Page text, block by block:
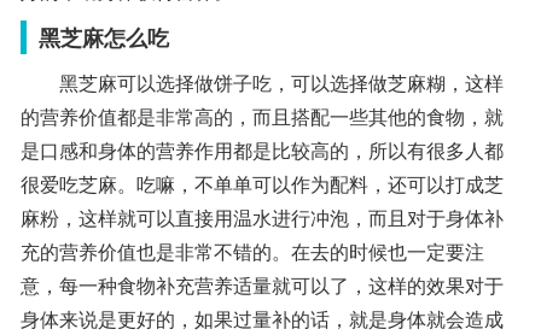
黑芝麻怎么吃
黑芝麻可以选择做饼子吃，可以选择做芝麻糊，这样
的营养价值都是非常高的，而且搭配一些其他的食物，就
是口感和身体的营养作用都是比较高的，所以有很多人都
很爱吃芝麻。吃嘛，不单单可以作为配料，还可以打成芝
麻粉，这样就可以直接用温水进行冲泡，而且对于身体补
充的营养价值也是非常不错的。在去的时候也一定要注
意，每一种食物补充营养适量就可以了，这样的效果对于
身体来说是更好的，如果过量补的话，就是身体就会造成